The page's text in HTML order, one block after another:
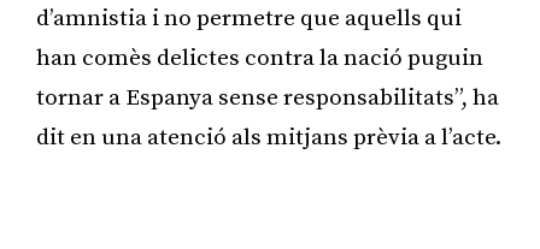
d’amnistia i no permetre que aquells qui
han comès delictes contra la nació puguin
tornar a Espanya sense responsabilitats”, ha
dit en una atenció als mitjans prèvia a l’acte.